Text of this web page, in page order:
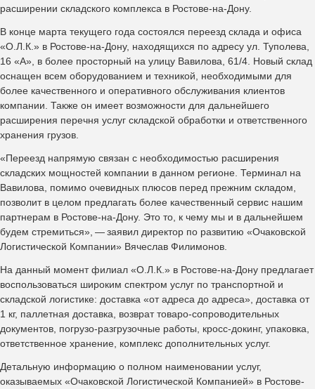
расширении складского комплекса в Ростове-на-Дону.
В конце марта текущего года состоялся переезд склада и офиса
«О.Л.К.» в Ростове-на-Дону, находящихся по адресу ул. Туполева,
16 «А», в более просторный на улицу Вавилова, 61/4. Новый склад
оснащен всем оборудованием и техникой, необходимыми для
более качественного и оперативного обслуживания клиентов
компании. Также он имеет возможности для дальнейшего
расширения перечня услуг складской обработки и ответственного
хранения грузов.
«Переезд напрямую связан с необходимостью расширения
складских мощностей компании в данном регионе. Терминал на
Вавилова, помимо очевидных плюсов перед прежним складом,
позволит в целом предлагать более качественный сервис нашим
партнерам в Ростове-на-Дону. Это то, к чему мы и в дальнейшем
будем стремиться», — заявил директор по развитию «Очаковской
Логистической Компании» Вячеслав Филимонов.
На данный момент филиал «О.Л.К.» в Ростове-на-Дону предлагает
воспользоваться широким спектром услуг по транспортной и
складской логистике: доставка «от адреса до адреса», доставка от
1 кг, паллетная доставка, возврат товаро-сопроводительных
документов, погрузо-разгрузочные работы, кросс-докинг, упаковка,
ответственное хранение, комплекс дополнительных услуг.
Детальную информацию о полном наименовании услуг,
оказываемых «Очаковской Логистической Компанией» в Ростове-